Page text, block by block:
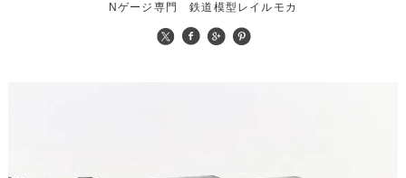
Nゲージ専門 鉄道模型レイルモカ